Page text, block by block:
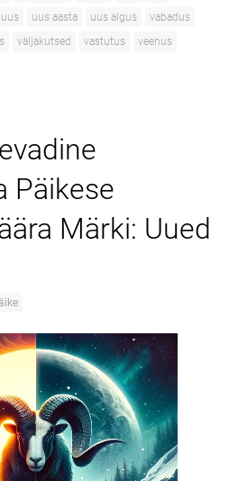
uus uus aasta uus algus
vabadus
väljakutsed vastutus
veenus
Päikese
Märki: Uued